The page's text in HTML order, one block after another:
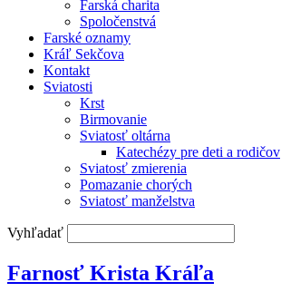
Farská charita
Spoločenstvá
Farské oznamy
Kráľ Sekčova
Kontakt
Sviatosti
Krst
Birmovanie
Sviatosť oltárna
Katechézy pre deti a rodičov
Sviatosť zmierenia
Pomazanie chorých
Sviatosť manželstva
Vyhľadať
Farnosť Krista Kráľa